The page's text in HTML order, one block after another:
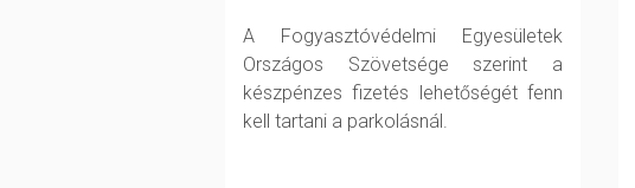
A Fogyasztóvédelmi Egyesületek
Országos Szövetsége szerint a
készpénzes fizetés lehetőségét fenn
kell tartani a parkolásnál.